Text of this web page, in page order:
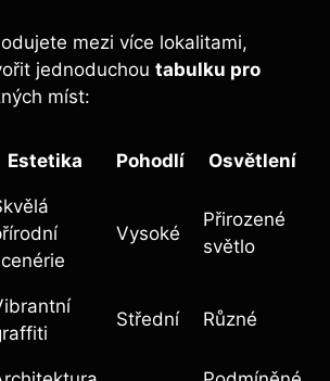
mezi více lokalitami,
jednoduchou tabulku pro
míst:
Estetika Pohodlí Osvětlení
Vysoké
Přirozené
světlo
Střední Různé